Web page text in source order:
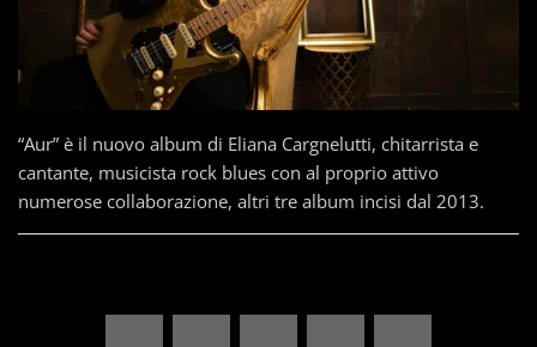
“Aur” è il nuovo album di Eliana Cargnelutti, chitarrista e
cantante, musicista rock blues con al proprio attivo
numerose collaborazione, altri tre album incisi dal 2013.